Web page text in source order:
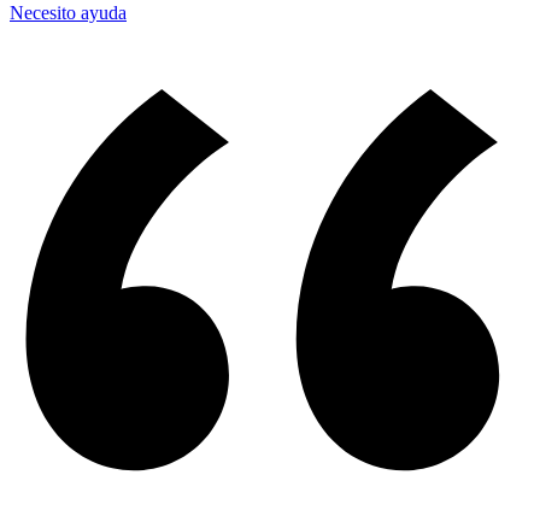
Necesito ayuda